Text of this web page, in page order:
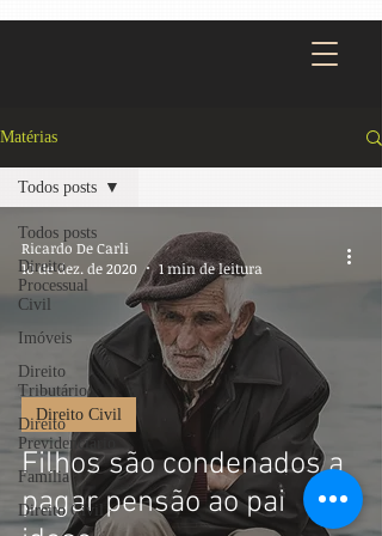
Matérias
Todos posts
Direito
Processual
Civil
Imóveis
Direito
Tributário
Direito
Previdenciário
Família
Direito Civil
Todos posts
Filhos são condenados a
pagar pensão ao pai
Direito Civil
Ricardo De Carli
10 de dez. de 2020
1 min de leitura